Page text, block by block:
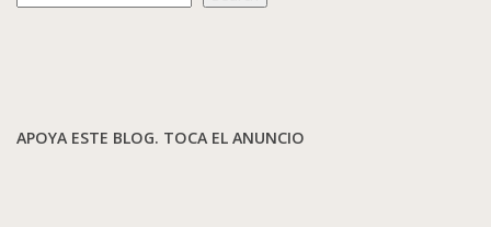
APOYA ESTE BLOG. TOCA EL ANUNCIO